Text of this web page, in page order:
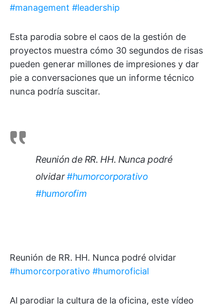
#management #leadership
Esta parodia sobre el caos de la gestión de
proyectos muestra cómo 30 segundos de risas
pueden generar millones de impresiones y dar
pie a conversaciones que un informe técnico
nunca podría suscitar.
Reunión de RR. HH. Nunca podré
olvidar#humorcorporativo
#humorofim
Reunión de RR. HH. Nunca podré olvidar
#humorcorporativo #humoroficial
Al parodiar la cultura de la oficina, este vídeo